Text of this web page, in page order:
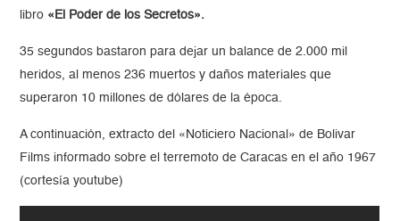
libro «El Poder de los Secretos».
35 segundos bastaron para dejar un balance de 2.000 mil
heridos, al menos 236 muertos y daños materiales que
superaron 10 millones de dólares de la época.
A continuación, extracto del «Noticiero Nacional» de Bolivar
Films informado sobre el terremoto de Caracas en el año 1967
(cortesía youtube)